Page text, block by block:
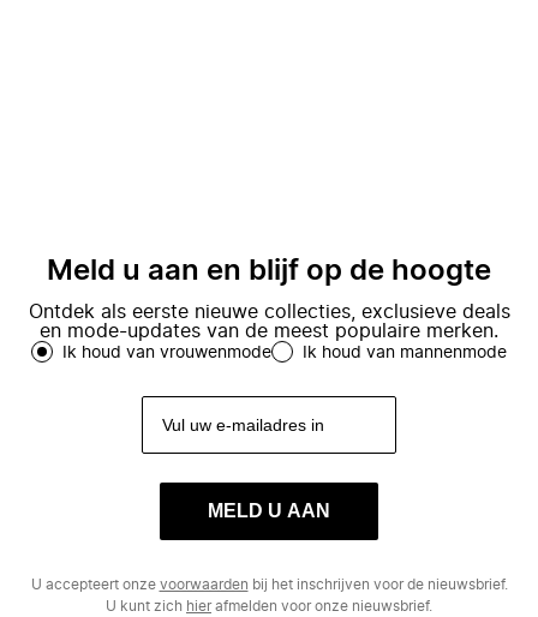
Meld u aan en blijf op de hoogte
Ontdek als eerste nieuwe collecties, exclusieve deals
en mode-updates van de meest populaire merken.
Ik houd van vrouwenmode Ik houd van mannenmode
MELD U AAN
U accepteert onze voorwaarden bij het inschrijven voor de nieuwsbrief.
U kunt zich hierafmelden voor onze nieuwsbrief.